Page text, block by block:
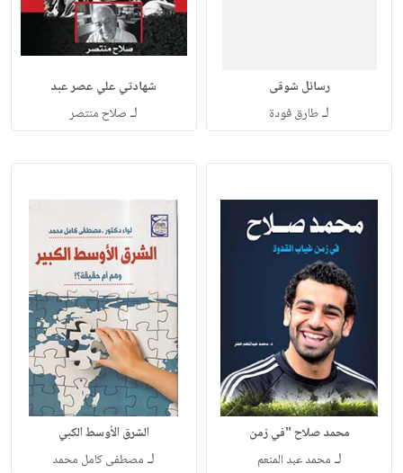
رسائل شوقى
لـطارق فودة
شهادتي علي عصر عبد
لـ صلاح منتصر
محمد صلاح "في زمن
لـ محمد عبد المنعم
الشرق الأوسط الكبي
لـ مصطفى كامل محمد